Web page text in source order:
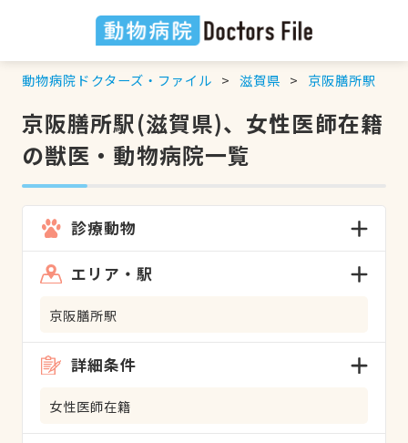
動物病院ドクターズ・ファイル 滋賀県 京阪膳所駅
京阪膳所駅(滋賀県)、女性医師在籍
の獣医・動物病院一覧
診療動物
エリア・駅
京阪膳所駅
詳細条件
女性医師在籍